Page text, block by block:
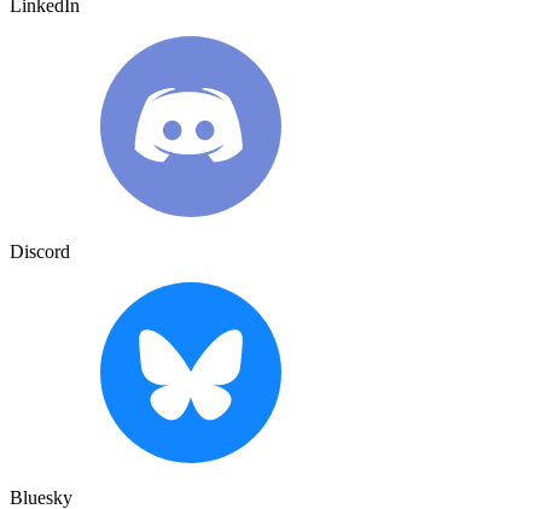
LinkedIn
Discord
Bluesky